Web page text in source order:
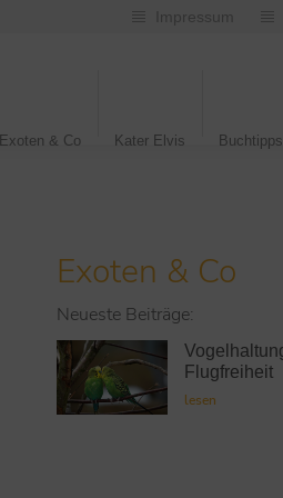
Impressum
Exoten & Co Kater Elvis Buchtipps
Exoten & Co
Neueste Beiträge:
Flugfreiheit
lesen